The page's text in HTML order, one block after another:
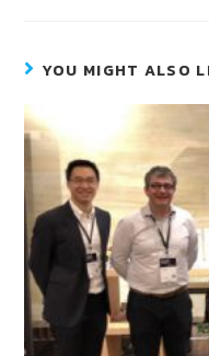
YOU MIGHT ALSO